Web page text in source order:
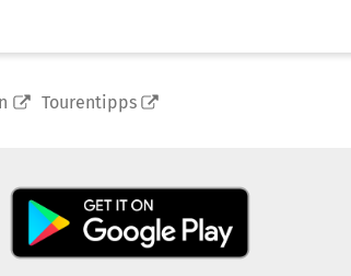
Tourentipps